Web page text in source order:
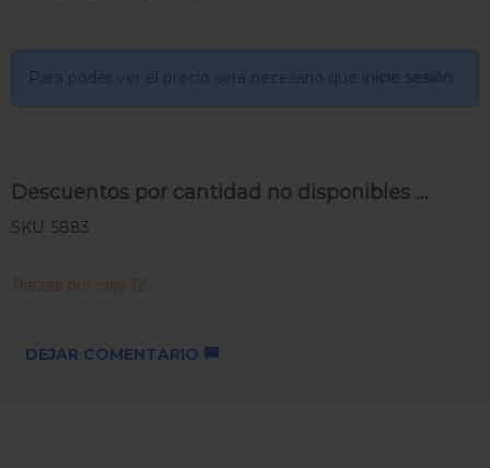
Para poder ver el precio sera necesario que
Descuentos por cantidad no disponibles ...
SKU: 5883
Piezas por caja 12
DEJAR COMENTARIO